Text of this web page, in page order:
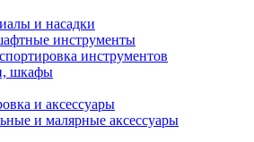
и насадки
инструменты
инструментов
шкафы
и аксессуары
и малярные аксессуары